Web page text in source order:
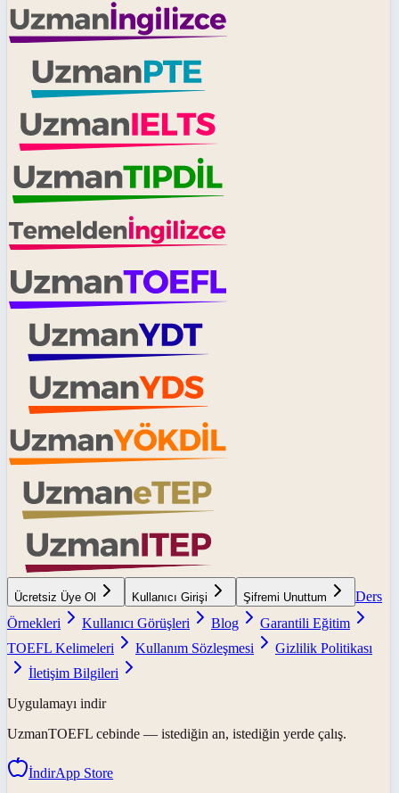
Ücretsiz Üye Ol Kullanıcı Girişi Şifremi Unuttum
Ders
Örnekleri
Kullanıcı Görüşleri Blog
Garantili Eğitim
TOEFL Kelimeleri
Kullanım Sözleşmesi
Gizlilik Politikası
İletişim Bilgileri
Uygulamayı indir
UzmanTOEFL cebinde — istediğin an, istediğin yerde çalış.
İndirApp Store